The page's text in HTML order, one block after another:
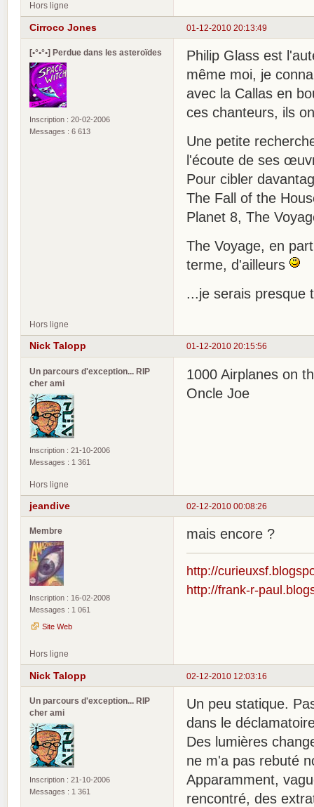
Hors ligne
01-12-2010 20:13:49
Cirroco Jones
[•°•°•] Perdue dans les asteroïdes
Inscription : 20-02-2006
Messages : 6 613
Philip Glass est
même moi, je
avec la Callas en
ces chanteurs, ils
Une petite
l'écoute de ses
Pour cibler
The Fall of the
Planet 8, The
The Voyage, en
terme, d'ailleurs
...je serais presque
Hors ligne
01-12-2010 20:15:56
Nick Talopp
Un parcours d'exception... RIP
cher ami
Inscription : 21-10-2006
Messages : 1 361
1000 Airplanes on
Oncle Joe
Hors ligne
02-12-2010 00:08:26
jeandive
Membre
Inscription : 16-02-2008
Messages : 1 061
Site Web
mais encore ?
http://
http://frank-r-
Hors ligne
02-12-2010 12:03:16
Nick Talopp
Un parcours d'exception... RIP
cher ami
Inscription : 21-10-2006
Messages : 1 361
Un peu statique.
dans le
Des lumières
ne m'a pas rebuté
Apparamment,
rencontré, des